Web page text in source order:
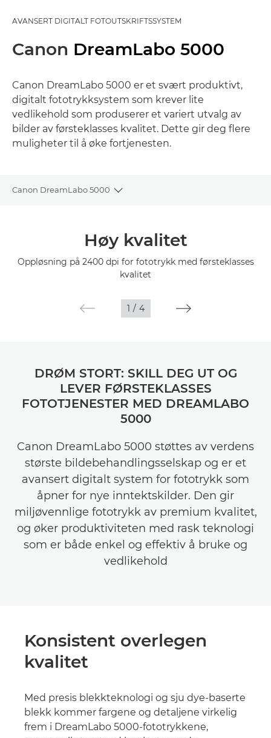
AVANSERT DIGITALT FOTOUTSKRIFTSSYSTEM
Canon DreamLabo 5000
Canon DreamLabo 5000 er et svært produktivt,
digitalt fototrykksystem som krever lite
vedlikehold som produserer et variert utvalg av
bilder av førsteklasses kvalitet. Dette gir deg flere
muligheter til å øke fortjenesten.
Canon DreamLabo 5000
Toggle breadcrumbs
Høy kvalitet
Oppløsning på 2400 dpi for fototrykk med førsteklasses
kvalitet
1 / 4
DRØM STORT: SKILL DEG UT OG
LEVER FØRSTEKLASSES
FOTOTJENESTER MED DREAMLABO
5000
Canon DreamLabo 5000 støttes av verdens
største bildebehandlingsselskap og er et
avansert digitalt system for fototrykk som
åpner for nye inntektskilder. Den gir
miljøvennlige fototrykk av premium kvalitet,
og øker produktiviteten med rask teknologi
som er både enkel og effektiv å bruke og
vedlikehold
Konsistent overlegen
kvalitet
Med presis blekkteknologi og sju dye-baserte
blekk kommer fargene og detaljene virkelig
frem i DreamLabo 5000-fototrykkene,